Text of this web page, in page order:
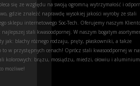
się ze względu na swoją ogromną wytrzymałość i
gdzie znaleźć naprawdę wysokiej jakości wyroby ze stali
sklepu internetowego Soc-Tech. Oferujemy naszym
stali kwasoodpornej. W naszym bogatym
blachy różnego rodzaju, pręty, płaskowniki, a także
w przystępnych cenach! Oprócz stali kwasoodpornej w
kolorowych: brązu, mosiądzu, miedzi, ołowiu i
możliwe!